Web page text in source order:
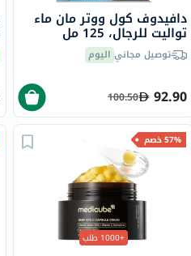
دافيدوف كول ووتر مان ماء
تواليت للرجال، 125 مل
توصيل مجاني اليوم
92.90
100.50
57% خصم
+1000 طلب